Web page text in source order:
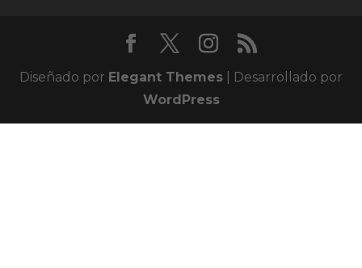
Diseñado por Elegant Themes | Desarrollado por
WordPress